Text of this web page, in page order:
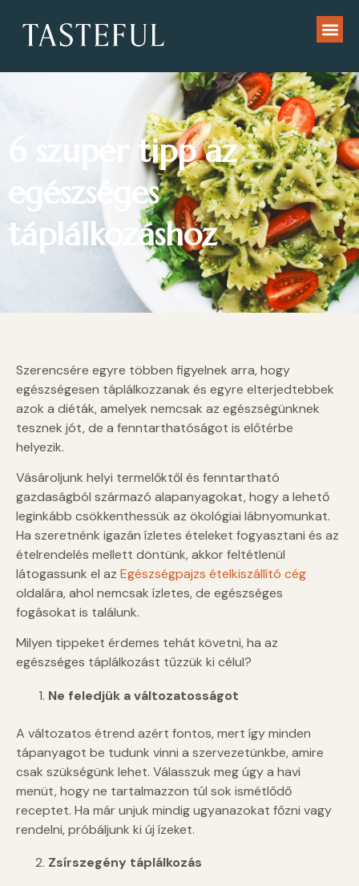
6 szuper tipp az
egészséges
táplálkozáshoz
Szerencsére egyre többen figyelnek arra, hogy
egészségesen táplálkozzanak és egyre elterjedtebbek
azok a diéták, amelyek nemcsak az egészségünknek
tesznek jót, de a fenntarthatóságot is előtérbe
helyezik.
Vásároljunk helyi termelőktől és fenntartható
gazdaságból származó alapanyagokat, hogy a lehető
leginkább csökkenthessük az ökológiai lábnyomunkat.
Ha szeretnénk igazán ízletes ételeket fogyasztani és az
ételrendelés mellett döntünk, akkor feltétlenül
látogassunk el az Egészségpajzs ételkiszállító cég
oldalára, ahol nemcsak ízletes, de egészséges
fogásokat is találunk.
Milyen tippeket érdemes tehát követni, ha az
egészséges táplálkozást tűzzük ki célul?
Ne feledjük a változatosságot
A változatos étrend azért fontos, mert így minden
tápanyagot be tudunk vinni a szervezetünkbe, amire
csak szükségünk lehet. Válasszuk meg úgy a havi
menüt, hogy ne tartalmazzon túl sok ismétlődő
receptet. Ha már unjuk mindig ugyanazokat főzni vagy
rendelni, próbáljunk ki új ízeket.
Zsírszegény táplálkozás